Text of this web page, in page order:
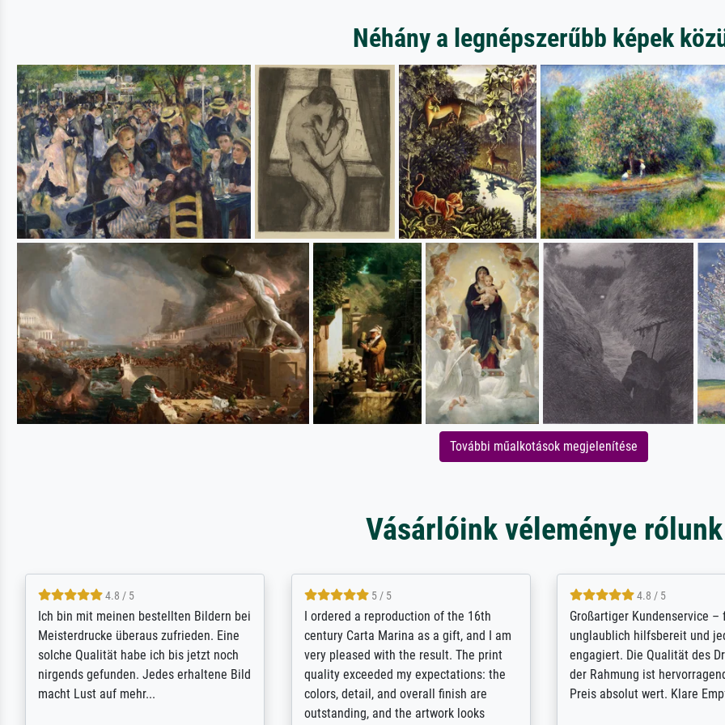
Néhány a legnépszerűbb képek
További műalkotások megjelenítése
Vásárlóink véleménye rólunk
5 / 5
Rundum positive Erfahrung. Die
Ausführung des Auftrags hat eine Weile
gedauert, die angekündigte Lieferzeit
wurde aber letztlich sogar etwas
unterschritten. Die Qualität des Papiers
5 / 5
The team at Meisterdrucke strives to
meet its clients demands, and provides
expert advice on how to obtain the best
results for the prints requested by the
client. The company has a vast
repertoire of prints to choose from, and
5 / 5
Outstanding quality and
support. - the quality of the
excellent and difficult to
from the real thing; it will be
for high-quality art prints